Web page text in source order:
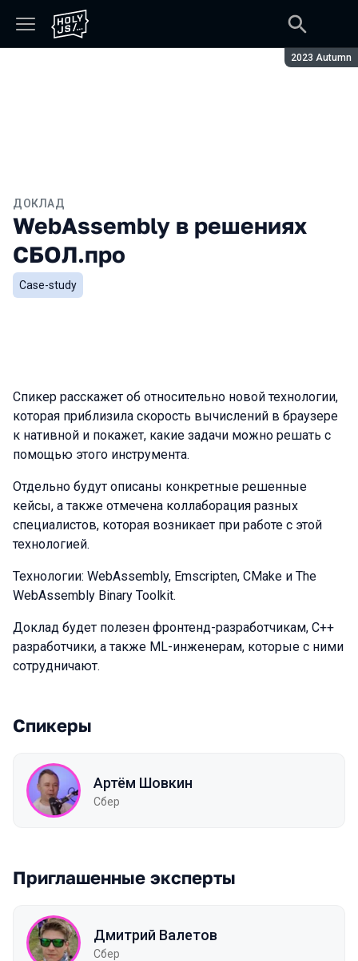
Сезон:
2023 Autumn
ДОКЛАД
WebAssembly в решениях
СБОЛ.про
Case-study
Спикер расскажет об относительно новой технологии,
которая приблизила скорость вычислений в браузере
к нативной и покажет, какие задачи можно решать с
помощью этого инструмента.
Отдельно будут описаны конкретные решенные
кейсы, а также отмечена коллаборация разных
специалистов, которая возникает при работе с этой
технологией.
Технологии: WebAssembly, Emscripten, CMake и The
WebAssembly Binary Toolkit.
Доклад будет полезен фронтенд-разработчикам, С++
разработчики, а также ML-инженерам, которые с ними
сотрудничают.
Спикеры
Артём Шовкин
Сбер
Приглашенные эксперты
Дмитрий Валетов
Сбер